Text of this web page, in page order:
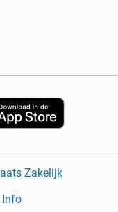
Zakelijk
Info